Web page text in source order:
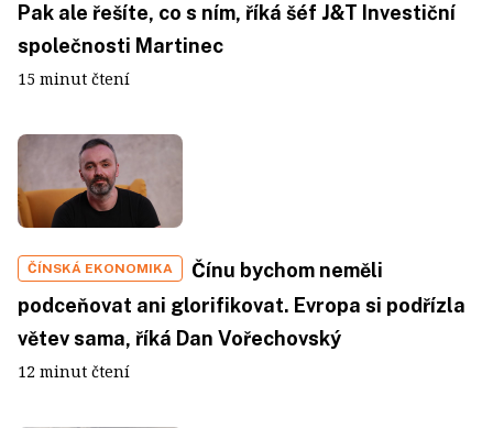
Pak ale řešíte, co s ním, říká šéf J&T Investiční
společnosti Martinec
15 minut čtení
ČÍNSKÁ EKONOMIKA
Čínu bychom neměli
podceňovat ani glorifikovat. Evropa si podřízla
větev sama, říká Dan Vořechovský
12 minut čtení